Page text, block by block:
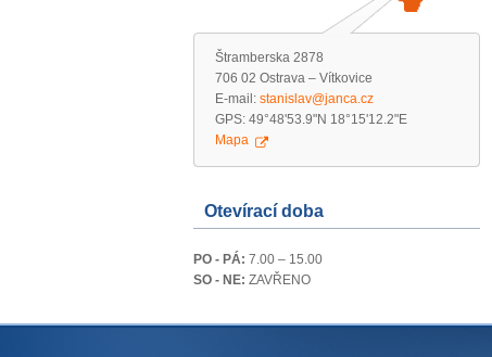
Štramberska 2878
706 02 Ostrava – Vítkovice
E-mail: stanislav@janca.cz
GPS: 49°48'53.9"N 18°15'12.2"E
Mapa
Otevírací doba
PO - PÁ: 7.00 – 15.00
SO - NE: ZAVŘENO